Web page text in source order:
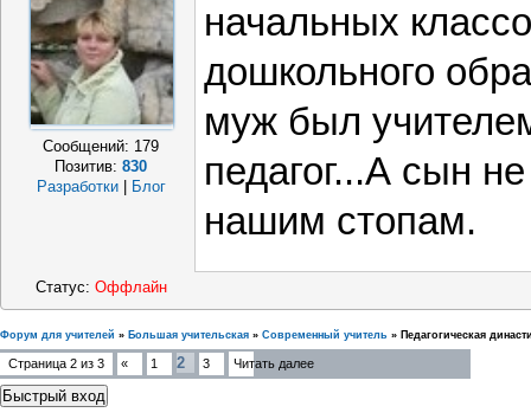
Сообщений: 179
Позитив:830
Разработки
Блог
начальных
дошкольного
муж был
педагог...А сын
нашим стопам.
Статус: Оффлайн
Форум для учителей » Большая учительская » Современный учитель » Педагогическая
Страница 2 из 3 « 1 2 3 Читать далее